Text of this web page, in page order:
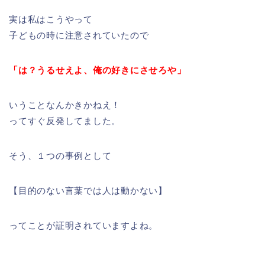
実は私はこうやって
子どもの時に注意されていたので
「は？うるせえよ、俺の好きにさせろや」
いうことなんかきかねえ！
ってすぐ反発してました。
そう、１つの事例として
【目的のない言葉では人は動かない】
ってことが証明されていますよね。